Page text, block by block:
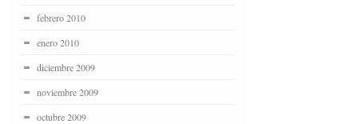
febrero 2010
enero 2010
diciembre 2009
noviembre 2009
octubre 2009